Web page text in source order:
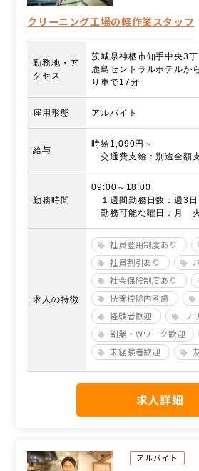
クリーニング工場の軽作業スタッフ
勤務地・ア
クセス
茨城県神栖市知手中央3
鹿島セントラルホテルか
り車で17分
雇用形態 アルバイト
給与
時給1,090円～
交通費支給：別途全額
勤務時間
09:00～18:00
１週間勤務日数：週3日
勤務可能な曜日：
求人の特徴
社員登用制度あり
社員割引あり
社会保険制度あり
扶養控除内考慮
経験者歓迎
フ
副業・Wワーク歓迎
未経験者歓迎
求人詳細
アルバイト